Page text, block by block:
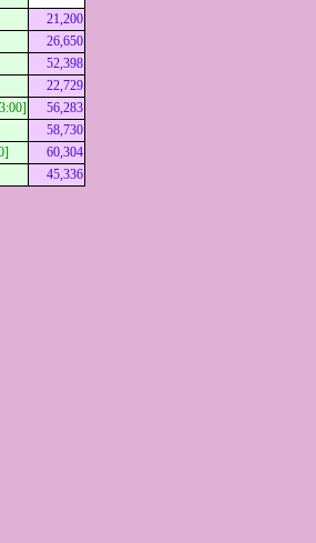
21,200
26,650
52,398
22,729
56,283
58,730
60,304
45,336